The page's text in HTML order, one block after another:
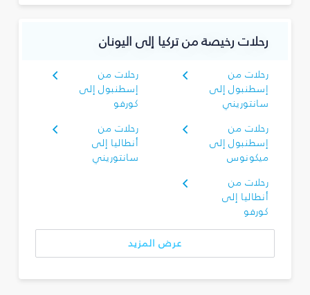
رحلات رخيصة من تركيا إلى اليونان
رحلات من
إسطنبول إلى
سانتوريني
رحلات من
إسطنبول إلى
كورفو
رحلات من
إسطنبول إلى
ميكونوس
رحلات من
أنطاليا إلى
سانتوريني
رحلات من
أنطاليا إلى
كورفو
عرض المزيد